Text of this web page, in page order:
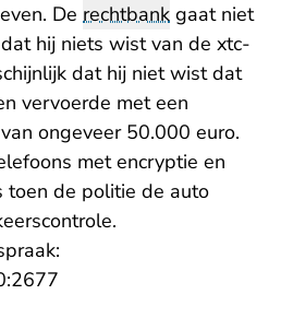
De rechtbank gaat niet
hij niets wist van de xtc-
dat hij niet wist dat
vervoerde met een
ongeveer 50.000 euro.
met encryptie en
toen de politie de auto